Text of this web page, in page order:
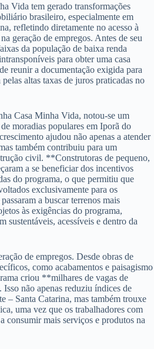
Vida tem gerado transformações
brasileiro, especialmente em
refletindo diretamente no acesso à
geração de empregos. Antes de seu
da população de baixa renda
para obter uma casa
reunir a documentação exigida para
altas taxas de juros praticadas no
Casa Minha Vida, notou-se um
moradias populares em Iporã do
ajudou não apenas a atender
também contribuiu para um
civil. **Construtoras de pequeno,
a se beneficiar dos incentivos
do programa, o que permitiu que
exclusivamente para os
a buscar terrenos mais
às exigências do programa,
sustentáveis, acessíveis e dentro da
de empregos. Desde obras de
como acabamentos e paisagismo
criou **milhares de vagas de
não apenas reduziu índices de
– Santa Catarina, mas também trouxe
uma vez que os trabalhadores com
consumir mais serviços e produtos na